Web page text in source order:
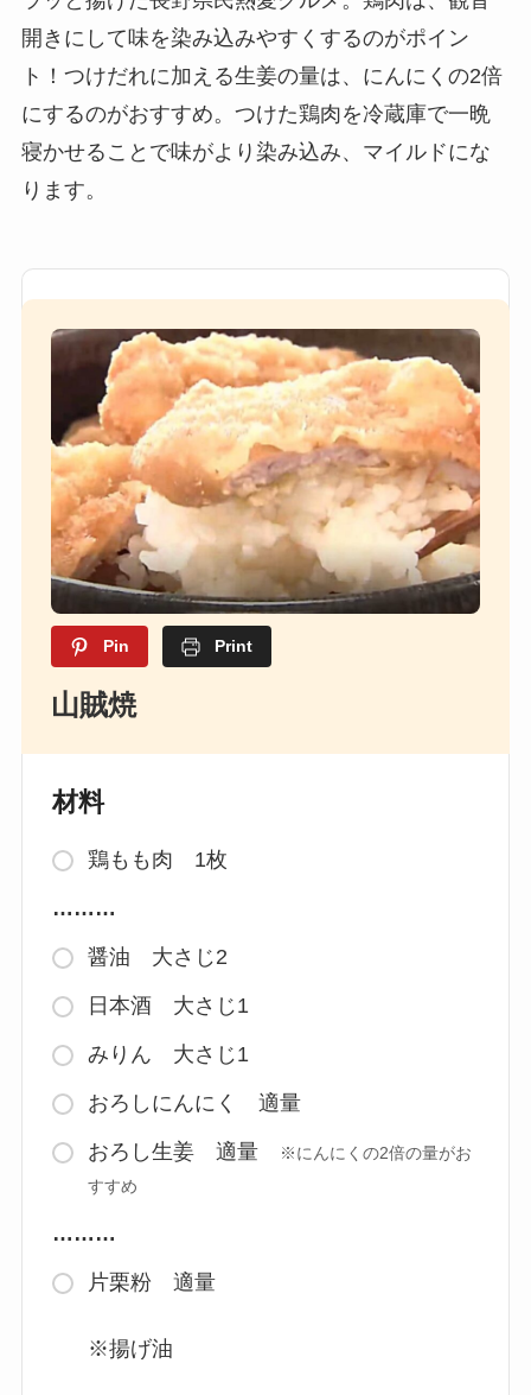
開きにして味を染み込みやすくするのがポイン
ト！つけだれに加える生姜の量は、にんにくの2倍
にするのがおすすめ。つけた鶏肉を冷蔵庫で一晩
寝かせることで味がより染み込み、マイルドにな
ります。
Pin Print
山賊焼
材料
鶏もも肉 1枚
………
醤油 大さじ2
日本酒 大さじ1
みりん 大さじ1
おろしにんにく 適量
おろし生姜 適量
※にんにくの2倍の量がお
すすめ
………
片栗粉 適量
※揚げ油